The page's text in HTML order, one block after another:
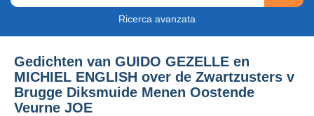
Ricerca avanzata
Gedichten van GUIDO GEZELLE en
MICHIEL ENGLISH over de Zwartzusters v
Brugge Diksmuide Menen Oostende
Veurne JOE